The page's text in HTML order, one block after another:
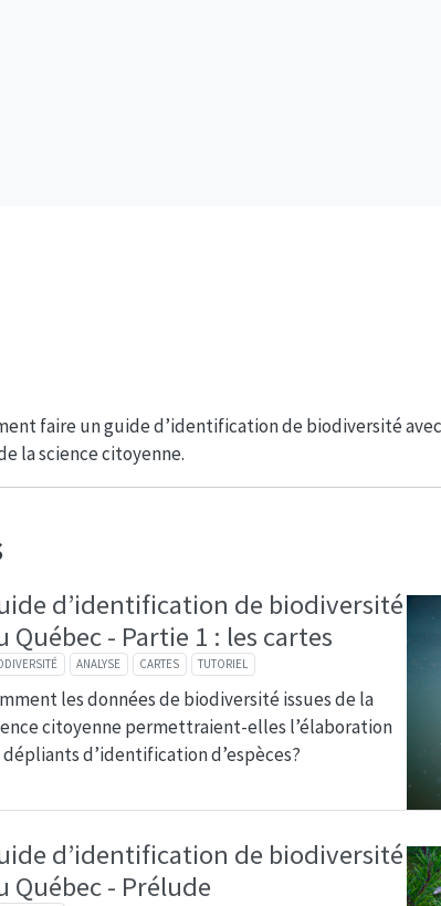
faire un guide d’identification de biodiversité
la science citoyenne.
d’identification de biodiversité
Québec - Partie 1 : les cartes
ANALYSE CARTES TUTORIEL
les données de biodiversité issues de la
citoyenne permettraient-elles l’élaboration
d’identification d’espèces?
d’identification de biodiversité
Québec - Prélude